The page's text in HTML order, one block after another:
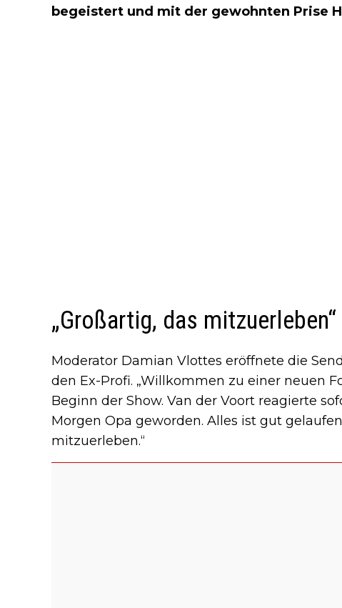
begeistert und mit der gewohnten Prise
„Großartig, das mitzuerleben“
Moderator Damian Vlottes eröffnete die
den Ex-Profi. „Willkommen zu einer neuen
Beginn der Show. Van der Voort reagierte
Morgen Opa geworden. Alles ist gut
mitzuerleben.“